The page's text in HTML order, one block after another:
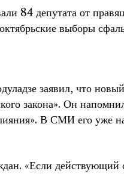
84 депутата от
выборы
заявил, что
закона». Он
В СМИ его уже
«Если действующий